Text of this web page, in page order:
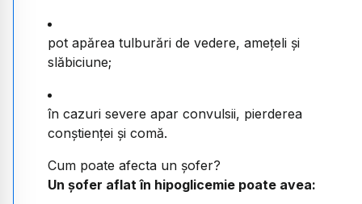
pot apărea tulburări de vedere, amețeli și
slăbiciune;
în cazuri severe apar convulsii, pierderea
conștienței și comă.
Cum poate afecta un șofer?
Un șofer aflat în hipoglicemie poate avea: